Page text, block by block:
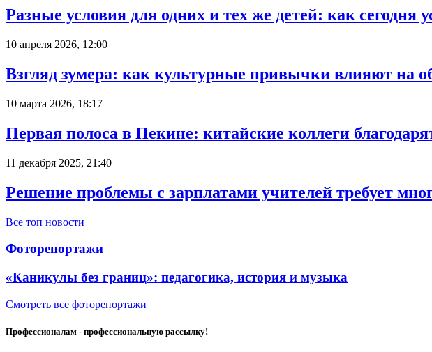
Разные условия для одних и тех же детей: как сегодня
10 апреля 2026, 12:00
Взгляд зумера: как культурные привычки влияют на
10 марта 2026, 18:17
Первая полоса в Пекине: китайские коллеги
11 декабря 2025, 21:40
Решение проблемы с зарплатами учителей требует
Все топ новости
Фоторепортажи
«Каникулы без границ»: педагогика, история и музыка
Смотреть все фоторепортажи
Профессионалам - профессиональную рассылку!